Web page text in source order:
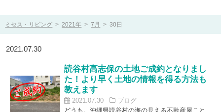
ミセス・リビング > 2021年 > 7月 > 30日
2021.07.30
読谷村高志保の土地ご成約となりまし
た！より早く土地の情報を得る方法も
教えます
2021.07.30
ブログ
どうも。沖縄県読谷村の海の見える不動産屋こと